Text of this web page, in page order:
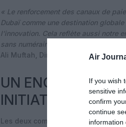
Air
If you wish
sensitive
confirm
continue
information
« Le renforcement des canaux de
Dubaï comme une destination
l’innovation. Cela reflète aussi notre
sans numéraire, où l’efficacité et la
Ali Muftah, Directeur Exécutif à
UN ENGAGEMENT
INITIATIVES
Les deux compagnies aériennes